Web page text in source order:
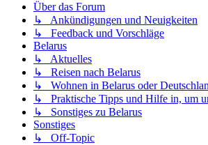
Über das Forum
↳ Ankündigungen und Neuigkeiten
↳ Feedback und Vorschläge
Belarus
↳ Aktuelles
↳ Reisen nach Belarus
↳ Wohnen in Belarus oder
↳ Praktische Tipps und Hilfe in, um
↳ Sonstiges zu Belarus
Sonstiges
↳ Off-Topic